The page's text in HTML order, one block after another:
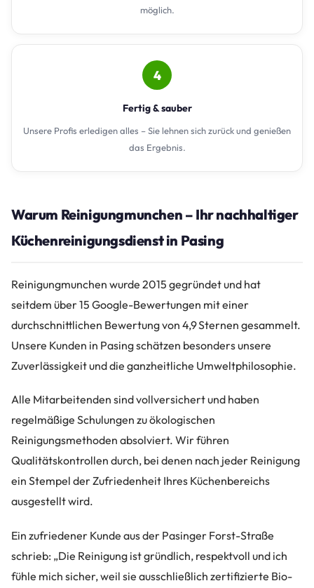
möglich.
4
Fertig & sauber
Unsere Profis erledigen alles – Sie lehnen sich zurück und genießen
das Ergebnis.
Warum Reinigungmunchen – Ihr nachhaltiger
Küchenreinigungsdienst in Pasing
Reinigungmunchen wurde 2015 gegründet und hat
seitdem über 15 Google-Bewertungen mit einer
durchschnittlichen Bewertung von 4,9 Sternen gesammelt.
Unsere Kunden in Pasing schätzen besonders unsere
Zuverlässigkeit und die ganzheitliche Umweltphilosophie.
Alle Mitarbeitenden sind vollversichert und haben
regelmäßige Schulungen zu ökologischen
Reinigungsmethoden absolviert. Wir führen
Qualitätskontrollen durch, bei denen nach jeder Reinigung
ein Stempel der Zufriedenheit Ihres Küchenbereichs
ausgestellt wird.
Ein zufriedener Kunde aus der Pasinger Forst-Straße
schrieb: „Die Reinigung ist gründlich, respektvoll und ich
fühle mich sicher, weil sie ausschließlich zertifizierte Bio-